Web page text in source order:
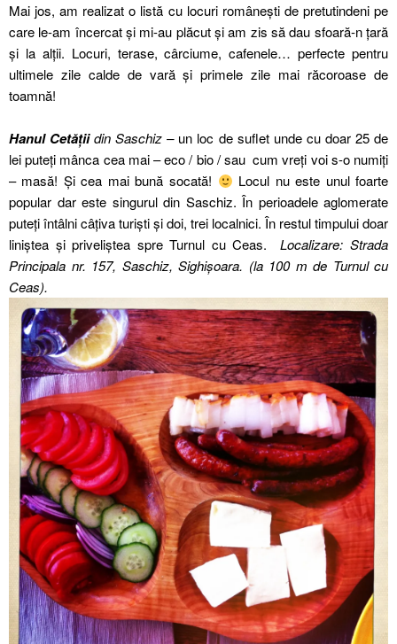
Mai jos, am realizat o listă cu locuri românești de pretutindeni pe
care le-am încercat și mi-au plăcut și am zis să dau sfoară-n țară
și la alții. Locuri, terase, cârciume, cafenele… perfecte pentru
ultimele zile calde de vară și primele zile mai răcoroase de
toamnă!
Hanul Cetățiidin Saschiz – un loc de suflet unde cu doar 25 de
lei puteți mânca cea mai – eco / bio / sau cum vreți voi s-o numiți
– masă! Și cea mai bună socată!
Locul nu este unul foarte
popular dar este singurul din Saschiz. În perioadele aglomerate
puteți întâlni câțiva turiști și doi, trei localnici. În restul timpului doar
liniștea și priveliștea spre Turnul cu Ceas.Localizare: Strada
Principala nr. 157, Saschiz, Sighișoara. (la 100 m de Turnul cu
Ceas).